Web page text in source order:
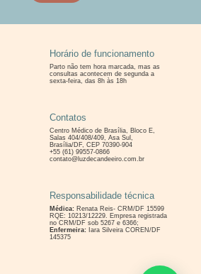
Horário de funcionamento
Parto não tem hora marcada, mas as
consultas acontecem de segunda a
sexta-feira, das 8h às 18h
Contatos
Centro Médico de Brasília, Bloco E,
Salas 404/408/409, Asa Sul,
Brasília/DF, CEP 70390-904
+55 (61) 99557-0866
contato@luzdecandeeiro.com.br
Responsabilidade técnica
Médica:Renata Reis- CRM/DF 15599
RQE: 10213/12229. Empresa registrada
no CRM/DF sob 5267 e 6366;
Enfermeira:Iara Silveira COREN/DF
145375